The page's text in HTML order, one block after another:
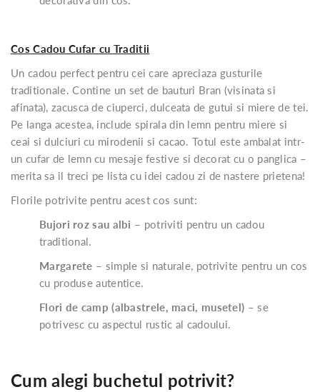
Cos Cadou Cufar cu Traditii
Un cadou perfect pentru cei care apreciaza gusturile
traditionale. Contine un set de bauturi Bran (visinata si
afinata), zacusca de ciuperci, dulceata de gutui si miere de tei.
Pe langa acestea, include spirala din lemn pentru miere si
ceai si dulciuri cu mirodenii si cacao. Totul este ambalat intr-
un cufar de lemn cu mesaje festive si decorat cu o panglica –
merita sa il treci pe lista cu idei cadou zi de nastere prietena!
Florile potrivite pentru acest cos sunt:
Bujori roz sau albi – potriviti pentru un cadou
traditional.
Margarete – simple si naturale, potrivite pentru un cos
cu produse autentice.
Flori de camp (albastrele, maci, musetel) – se
potrivesc cu aspectul rustic al cadoului.
Cum alegi buchetul potrivit?